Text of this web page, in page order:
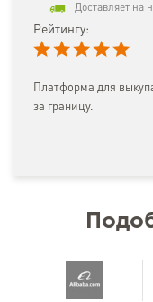
Доставляет на
Рейтингу:
Платформа для
за границу.